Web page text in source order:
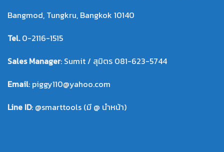
Bangmod, Tungkru, Bangkok 10140
Tel.0-2116-1515
Sales Manager: Sumit / สุมิตร 081-623-5744
Email: piggy110@yahoo.com
Line ID: @smarttools (มี @ นำหน้า)